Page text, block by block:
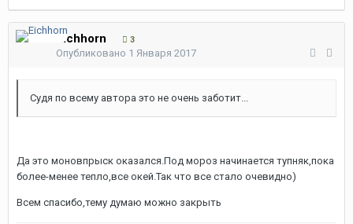
Eichhorn 3
Опубликовано 1 Января 2017
Судя по всему автора это не очень заботит...
Да это моновпрыск оказался.Под мороз начинается тупняк,пока
более-менее тепло,все окей.Так что все стало очевидно)
Всем спасибо,тему думаю можно закрыть